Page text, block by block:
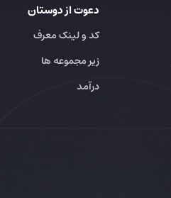
دعوت از دوستان
کد و لینک معرف
زیر مجموعه ها
درآمد